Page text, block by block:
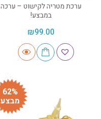
ערכת מטריה לקישוט – ערכה
במבצע!
₪99.00
62%
מבצע